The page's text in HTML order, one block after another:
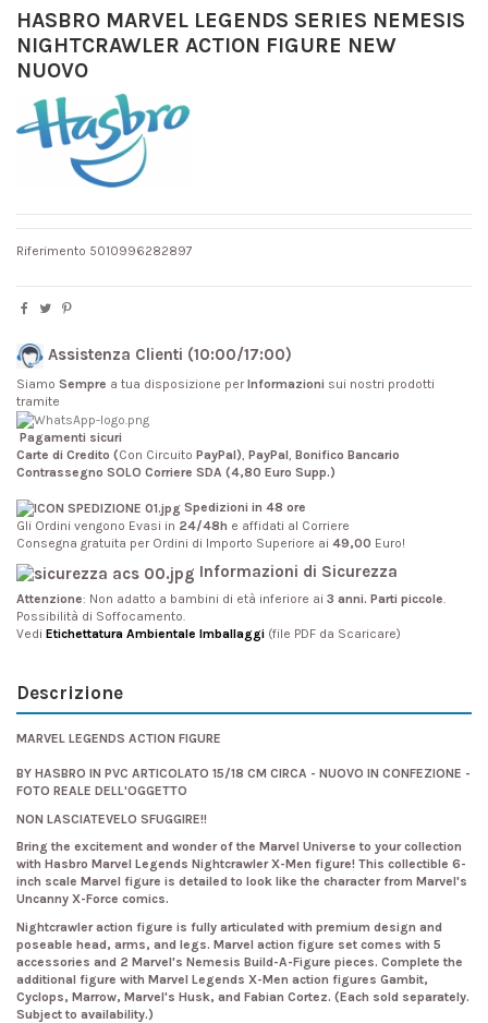
HASBRO MARVEL LEGENDS SERIES NEMESIS
NIGHTCRAWLER ACTION FIGURE NEW
NUOVO
Riferimento 5010996282897
Assistenza Clienti (10:00/17:00)
Siamo Sempre a tua disposizione perInformazioni sui nostri prodotti
tramite
Pagamenti sicuri
Carte di Credito (Con Circuito PayPal) PayPal Bonifico Bancario
Contrassegno SOLO Corriere SDA (4,80 Euro Supp.)
Spedizioni in 48 ore
Gli Ordini vengono Evasi in 24/48h e affidati al Corriere
Consegna gratuita per Ordini di Importo Superiore ai 49,00 Euro!
Informazioni di Sicurezza
Attenzione: Non adatto a bambini di età inferiore ai 3 anni. Parti piccole
Possibilità di Soffocamento.
Vedi Etichettatura Ambientale Imballaggi (file PDF da Scaricare)
Descrizione
MARVEL LEGENDS ACTION FIGURE
BY HASBRO IN PVC ARTICOLATO 15/18 CM CIRCA - NUOVO IN CONFEZIONE -
FOTO REALE DELL'OGGETTO
NON LASCIATEVELO SFUGGIRE!!
Bring the excitement and wonder of the Marvel Universe to your collection
with Hasbro Marvel Legends Nightcrawler X-Men figure! This collectible 6-
inch scale Marvel figure is detailed to look like the character from Marvel's
Uncanny X-Force comics.
Nightcrawler action figure is fully articulated with premium design and
poseable head, arms, and legs. Marvel action figure set comes with 5
accessories and 2 Marvel's Nemesis Build-A-Figure pieces. Complete the
additional figure with Marvel Legends X-Men action figures Gambit,
Cyclops, Marrow, Marvel's Husk, and Fabian Cortez. (Each sold separately.
Subject to availability.)